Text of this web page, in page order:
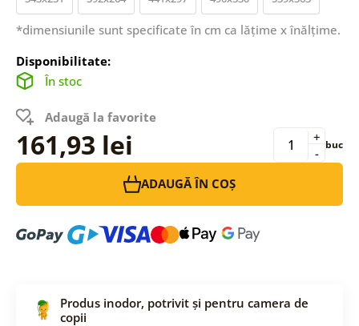
*dimensiunile sunt specificate în cm ca lățime x înălțime.
Disponibilitate:
În stoc
Adaugă la favorite
161,93 lei -
+ buc
ADAUGĂ ÎN COȘ
Produs inodor, potrivit și pentru camera de
copii